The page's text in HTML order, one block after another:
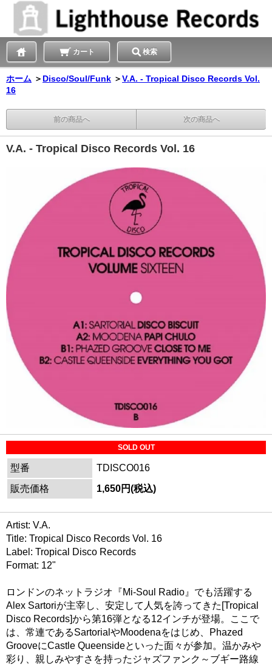
カート 検索
ホーム ＞ Disco/Soul/Funk ＞V.A. - Tropical Disco Records Vol.
16
前の商品へ 次の商品へ
V.A. - Tropical Disco Records Vol. 16
SOLD OUT
型番
TDISCO016
販売価格
1,650円(税込)
Artist: V.A.
Title: Tropical Disco Records Vol. 16
Label: Tropical Disco Records
Format: 12"
ロンドンのネットラジオ『Mi-Soul Radio』でも活躍する
Alex Sartoriが主宰し、安定して人気を誇ってきた[Tropical
Disco Records]から第16弾となる12インチが登場。ここで
は、常連であるSartorialやMoodenaをはじめ、Phazed
GrooveにCastle Queensideといった面々が参加。温かみや
彩り、親しみやすさを持ったジャズファンク～ブギー路線